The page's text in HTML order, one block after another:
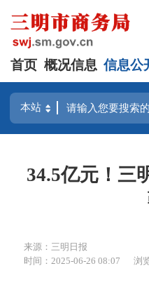
首页 概况信息 信息公
34.5亿元！三
来源：三明日报
时间：2025-06-26 08:07
浏